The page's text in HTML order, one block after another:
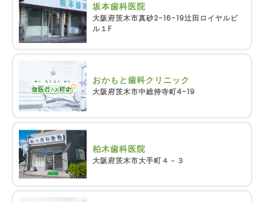
坂本歯科医院
大阪府茨木市真砂2-16-19辻田ロイヤルビ
ル１F
おかもと歯科クリニック
大阪府茨木市中総持寺町4-19
柏木歯科医院
大阪府茨木市大手町４－３